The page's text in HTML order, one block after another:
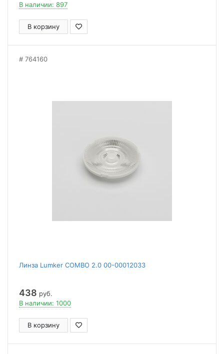
В наличии: 897
В корзину
764160
Линза Lumker COMBO 2.0 00-00012033
438 руб.
В наличии: 1000
В корзину